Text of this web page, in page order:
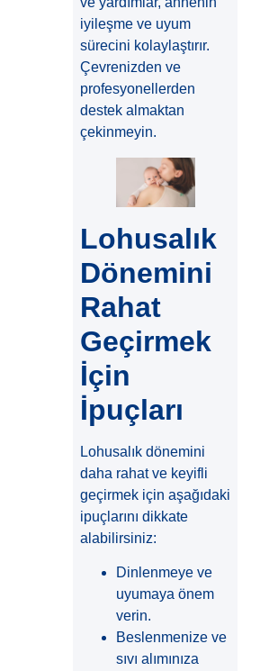
iyileşme ve uyum
sürecini kolaylaştırır.
Çevrenizden ve
profesyonellerden
destek almaktan
çekinmeyin.
Lohusalık
Dönemini
Rahat
Geçirmek
İçin
İpuçları
Lohusalık dönemini
daha rahat ve keyifli
geçirmek için aşağıdaki
ipuçlarını dikkate
alabilirsiniz:
Dinlenmeye ve
uyumaya önem
verin.
Beslenmenize ve
sıvı alımınıza